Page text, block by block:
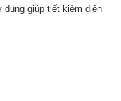
dụng giúp tiết kiệm diện